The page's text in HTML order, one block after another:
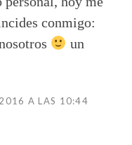
conmigo:
un
2016 A LAS 10:44